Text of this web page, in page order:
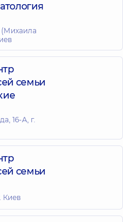
семьи
16-А, г.
семьи
Киев